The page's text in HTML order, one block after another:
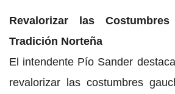
Revalorizar las
Tradición Norteña
El intendente Pío Sander
revalorizar las costumbres